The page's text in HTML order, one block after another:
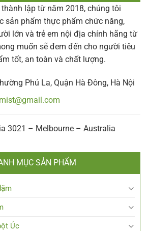
lập từ năm 2018, chúng tôi
sản phẩm thực phẩm chức năng,
lớn và trẻ em nội địa chính hãng từ
muốn sẽ đem đến cho người tiêu
tốt, an toàn và chất lượng.
Phú La, Quận Hà Đông, Hà Nội
3021 – Melbourne – Australia
MỤC SẢN PHẨM
Úc